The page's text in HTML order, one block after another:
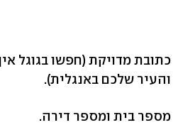
כתובת מדויקת (חפשו בגוגל
והעיר שלכם באנגלית).
מספר בית ומספר דירה.